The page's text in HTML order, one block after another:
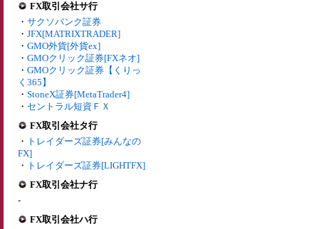
FX取引会社サ行
・ サクソバンク証券
・ JFX[MATRIXTRADER]
・ GMO外貨[外貨ex]
・ GMOクリック証券[FXネオ]
・ GMOクリック証券【くりっ
く365】
・ StoneX証券[MetaTrader4]
・ セントラル短資ＦＸ
FX取引会社タ行
・ トレイダーズ証券[みんなの
FX]
・ トレイダーズ証券[LIGHTFX]
FX取引会社ナ行
-
FX取引会社ハ行